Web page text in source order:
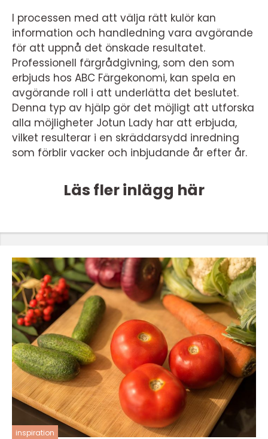
I processen med att välja rätt kulör kan
information och handledning vara avgörande
för att uppnå det önskade resultatet.
Professionell färgrådgivning, som den som
erbjuds hos ABC Färgekonomi, kan spela en
avgörande roll i att underlätta det beslutet.
Denna typ av hjälp gör det möjligt att utforska
alla möjligheter Jotun Lady har att erbjuda,
vilket resulterar i en skräddarsydd inredning
som förblir vacker och inbjudande år efter år.
Läs fler inlägg här
inspiration